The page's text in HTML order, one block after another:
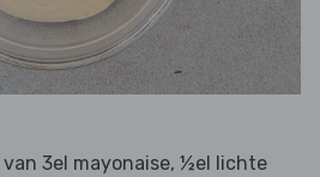
van 3el mayonaise, ½el lichte